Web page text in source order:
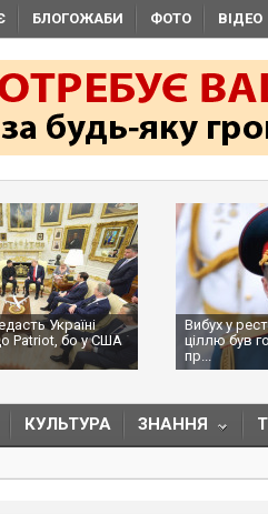
БЛОГОЖАБИ ФОТО ВІДЕО
Україні
Patriot, бо у США
Вибух у
ціллю був
пр...
КУЛЬТУРА ЗНАННЯ